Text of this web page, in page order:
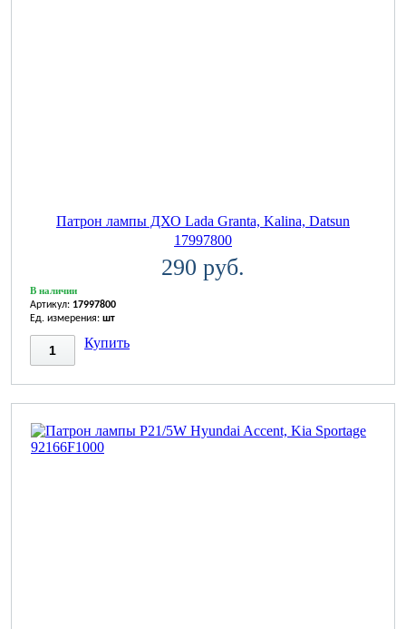
Патрон лампы ДХО Lada Granta, Kalina, Datsun
17997800
290 руб.
В наличии
Артикул: 17997800
Ед. измерения: шт
Купить